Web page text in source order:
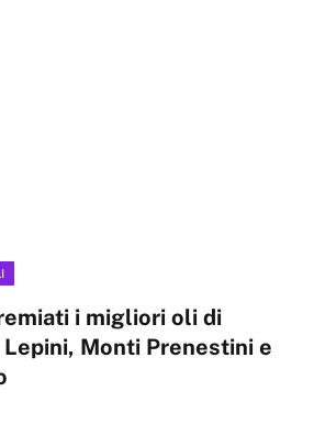
i migliori oli di
Monti Prenestini e